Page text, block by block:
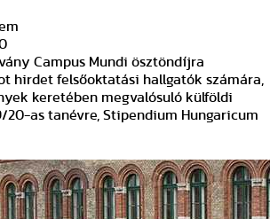
Campus Mundi ösztöndíjra
hirdet felsőoktatási hallgatók számára,
keretében megvalósuló külföldi
20-as tanévre, Stipendium Hungaricum